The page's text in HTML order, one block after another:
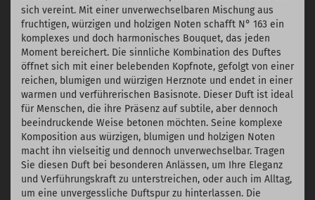
sich vereint. Mit einer unverwechselbaren Mischung aus
fruchtigen, würzigen und holzigen Noten schafft N° 163 ein
komplexes und doch harmonisches Bouquet, das jeden
Moment bereichert. Die sinnliche Kombination des Duftes
öffnet sich mit einer belebenden Kopfnote, gefolgt von einer
reichen, blumigen und würzigen Herznote und endet in einer
warmen und verführerischen Basisnote. Dieser Duft ist ideal
für Menschen, die ihre Präsenz auf subtile, aber dennoch
beeindruckende Weise betonen möchten. Seine komplexe
Komposition aus würzigen, blumigen und holzigen Noten
macht ihn vielseitig und dennoch unverwechselbar. Tragen
Sie diesen Duft bei besonderen Anlässen, um Ihre Eleganz
und Verführungskraft zu unterstreichen, oder auch im Alltag,
um eine unvergessliche Duftspur zu hinterlassen. Die